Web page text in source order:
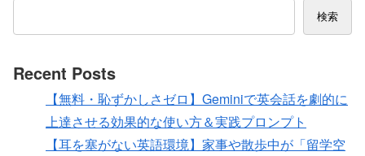
検索
Recent Posts
【無料・恥ずかしさゼロ】Geminiで英会話を劇的に
上達させる効果的な使い方＆実践プロンプト
【耳を塞がない英語環境】家事や散歩中が「留学空